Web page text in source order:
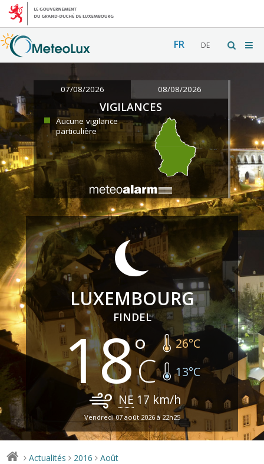
FR DE
07/08/2026 08/08/2026
VIGILANCES
Aucune vigilance
particulière
LUXEMBOURG
FINDEL
18 26°C
13°C
NE 17 km/h
Vendredi 07 août 2026 à 22h25
> Actualités > 2016 > Août